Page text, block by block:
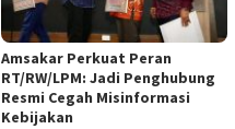
Amsakar Perkuat Peran
RT/RW/LPM: Jadi Penghubung
Resmi Cegah Misinformasi
Kebijakan